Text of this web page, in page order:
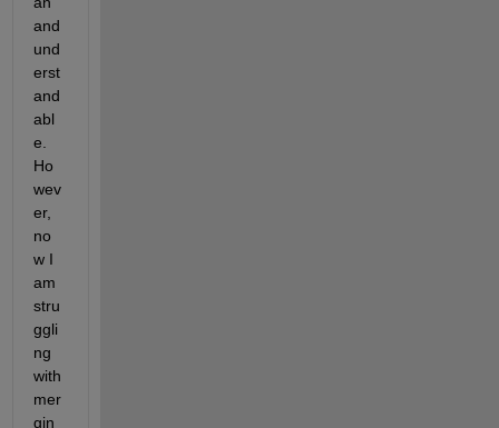
and
und
erst
and
abl
e.
Ho
wev
er,
no
w I
am
stru
ggli
ng
with
mer
gin